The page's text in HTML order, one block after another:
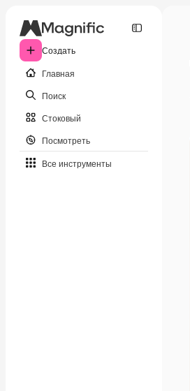
Создать
Главная
Поиск
Стоковый
Посмотреть
Все инструменты